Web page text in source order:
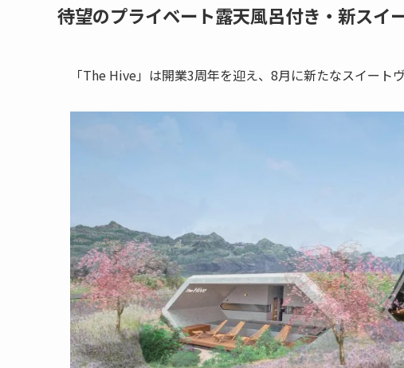
待望のプライベート露天風呂付き・ 新スイ
「The Hive」は開業3周年を迎え、8月に新たなスイート